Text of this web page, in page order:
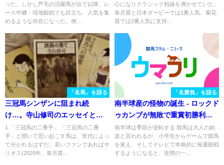
った。しかし芦毛の活躍馬が出て以降、レ
ース中継・現地観戦でも目立ち、人気を集
めるような存在になった。例...
イヤーズSを振り返る。
心になりクラシック戦線を沸かせていた。
皐月賞と日本ダービーでは1番人気、菊花
賞では2番人気に支持...
「名馬」を語る
三冠馬シンザンに阻まれ続
け…。寺山修司のエッセイと振
り返る「元祖二番手」ウメノチ
カラの馬生
1.「三冠馬の二番手」 「三冠馬の二番
手」と聞いて思い起こす馬は、世代によっ
て分かれるはずだ。若いファンであればサ
リオス(2020年、皐月賞...
「名勝負」を語る
南半球産の怪物の誕生 - ロックド
ゥカンブが無敗で重賞初勝利し
た2007年ラジオNIKKEI賞を振り
返る
南半球は季節が逆転する 競馬は大人の娯
楽と言われるが、小学生からゲームで競馬
を覚え、そしてテレビで本格的に毎週観戦
するようになると、世間の一...